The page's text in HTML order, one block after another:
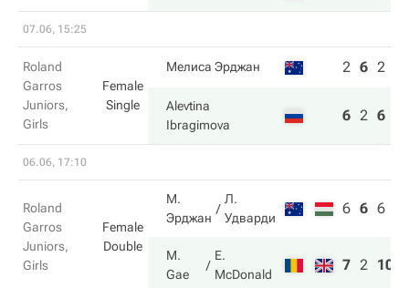
07.06, 15:25
Roland
Garros
Juniors,
Girls
Female
Single
Мелиса Эрджан 2 6 2
Alevtina
Ibragimova
6 2 6
06.06, 17:10
Roland
Garros
Juniors,
Girls
Female
Double
М.
Эрджан
Л.
Удварди
6 6 6
M.
Gae
E.
McDonald
7 2 10